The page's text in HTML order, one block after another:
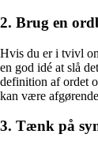
2. Brug en
Hvis du er i tvivl
en god idé at slå
definition af ordet
kan være
3. Tænk på